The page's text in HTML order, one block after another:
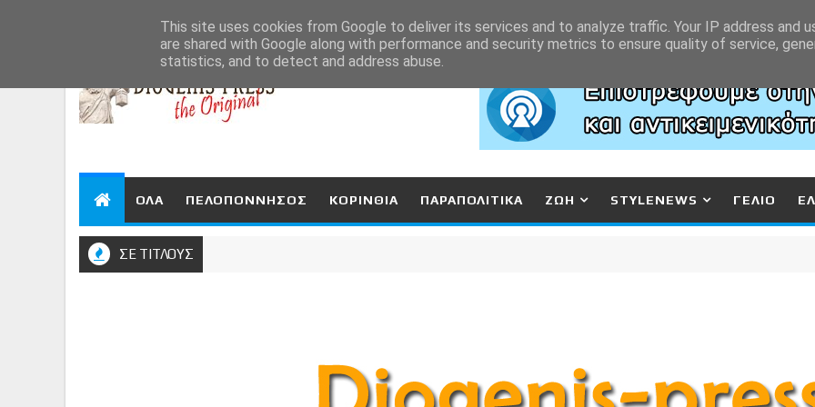
ΟΛΑ ΠΕΛΟΠΟΝΝΗΣΟΣ ΚΟΡΙΝΘΙΑ ΠΑΡΑΠΟΛΙΤΙΚΑ ΖΩΗ STYLENEWS ΓΕΛΙΟ
ΣΕ ΤΙΤΛΟΥΣ
This site uses cookies from Google to deliver its services and to analyze traffic. Your IP address and
are shared with Google along with performance and security metrics to ensure quality of service,
statistics, and to detect and address abuse.